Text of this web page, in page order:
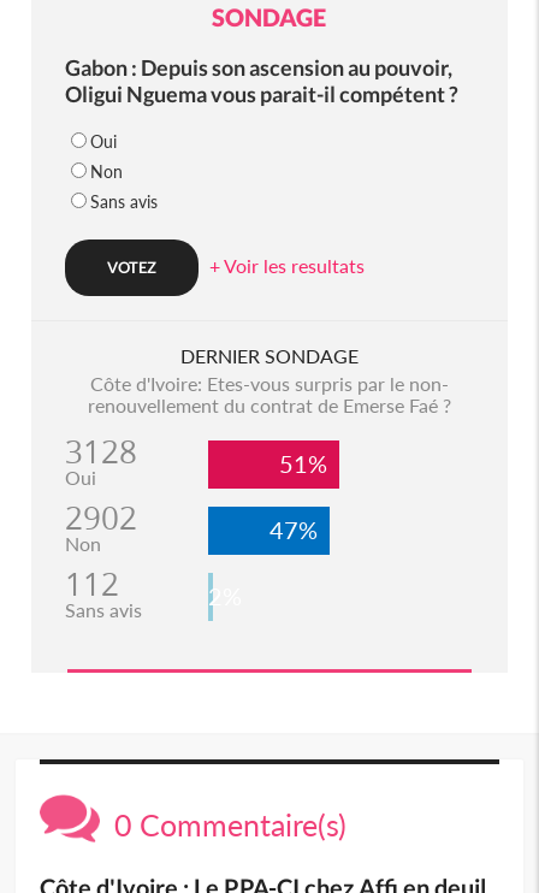
SONDAGE
Gabon : Depuis son ascension au pouvoir,
Oligui Nguema vous parait-il compétent ?
Oui
Non
Sans avis
+ Voir les resultats
DERNIER SONDAGE
Côte d'Ivoire: Etes-vous surpris par le non-
renouvellement du contrat de Emerse Faé ?
3128
Oui 51%
2902
Non 47%
112
Sans avis 2%
0 Commentaire(s)
Côte d'Ivoire : Le PPA-CI chez Affi en deuil,